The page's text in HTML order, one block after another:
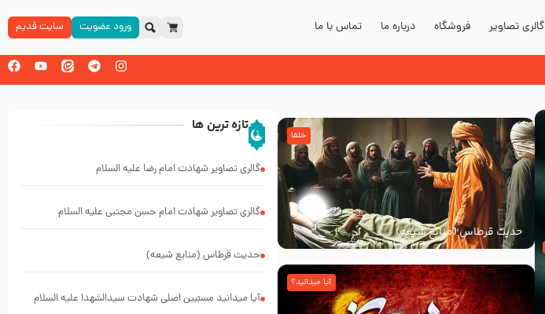
گالری تصاویر فروشگاه درباره ما تماس با ما ورود عضویت سایت قدیم
حدیث قرطاس (منابع شیعه)
خلفا
آیا میدانید؟
تازه ترین ها
گالری تصاویر شهادت امام رضا علیه السلام
گالری تصاویر شهادت امام حسن مجتبی علیه السلام
حدیث قرطاس (منابع شیعه)
آیا میدانید مسبّبین اصلی شهادت سیدالشهدا علیه ‌السلام